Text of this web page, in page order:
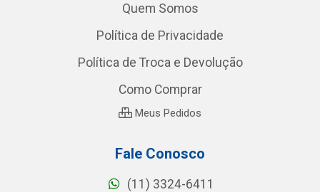
Quem Somos
Política de Privacidade
Política de Troca e Devolução
Como Comprar
Meus Pedidos
Fale Conosco
(11) 3324-6411